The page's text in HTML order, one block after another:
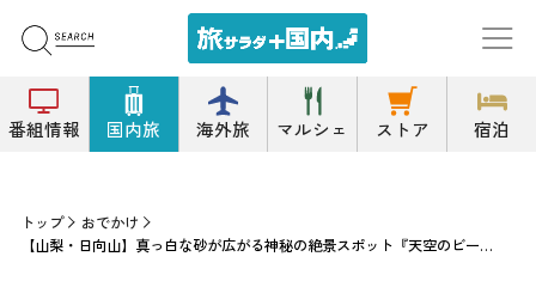
番組情報 国内旅 海外旅 マルシェ ストア 宿泊
トップ
おでかけ
【山梨・日向山】真っ白な砂が広がる神秘の絶景スポット『天空のビーチ』を目指し、濱正悟が登頂！（登山で頂きメシ！コラボ企画）